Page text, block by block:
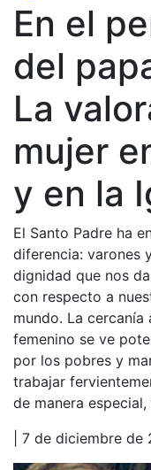
En el
del
La
mujer
y en la
El Santo Padre ha
diferencia: varones
dignidad que nos
con respecto a
mundo. La
femenino se ve
por los pobres y
trabajar
de manera
| 7 de diciembre de